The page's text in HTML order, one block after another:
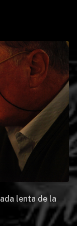
lenta de la